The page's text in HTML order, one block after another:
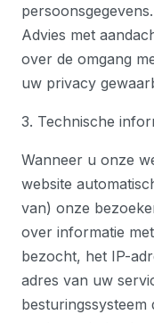
Advies met
over de omgang
uw privacy
3. Technische
Wanneer u onze
website
van) onze
over informatie
bezocht, het IP-
adres van uw